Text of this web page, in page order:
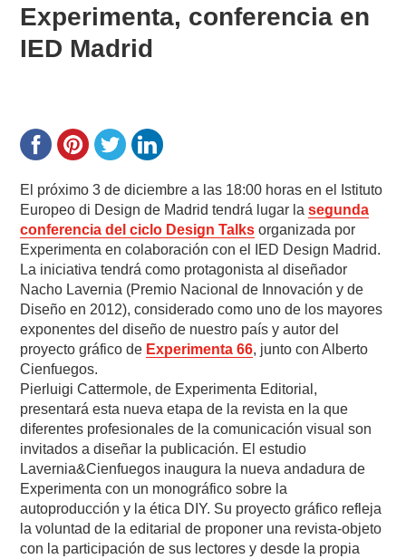
Experimenta, conferencia en
IED Madrid
El próximo 3 de diciembre a las 18:00 horas en el Istituto
Europeo di Design de Madrid tendrá lugar lasegunda
conferencia del ciclo Design Talks organizada por
Experimenta en colaboración con el IED Design Madrid.
La iniciativa tendrá como protagonista al diseñador
Nacho Lavernia (Premio Nacional de Innovación y de
Diseño en 2012), considerado como uno de los mayores
exponentes del diseño de nuestro país y autor del
proyecto gráfico de Experimenta 66, junto con Alberto
Cienfuegos.
Pierluigi Cattermole, de Experimenta Editorial,
presentará esta nueva etapa de la revista en la que
diferentes profesionales de la comunicación visual son
invitados a diseñar la publicación. El estudio
Lavernia&Cienfuegos inaugura la nueva andadura de
Experimenta con un monográfico sobre la
autoproducción y la ética DIY. Su proyecto gráfico refleja
la voluntad de la editarial de proponer una revista-objeto
con la participación de sus lectores y desde la propia